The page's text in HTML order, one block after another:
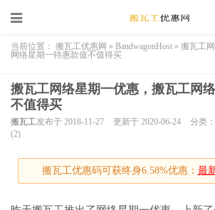
当前位置： 搬瓦工优惠网 » BandwagonHost » 搬瓦工
网络星期一特惠款值不值得买
搬瓦工网络星期一优惠，搬瓦工网
不值得买
搬瓦工发布于 2018-11-27 更新于 2020-06-24 分类：
(2)
搬瓦工优惠码可获终身6.58%优惠： 最